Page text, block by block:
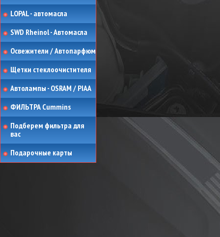
LOPAL - автомасла
SWD Rheinol - Автомасла
Освежители / Автопарфюм
Щетки стеклоочистителя
Автолампы - OSRAM / PIAA
ФИЛЬТРА Cummins
Подберем фильтра для
вас
Подарочные карты